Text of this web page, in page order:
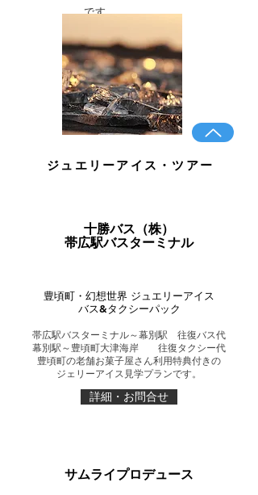
です。
ジュエリーアイス・ツアー
十勝バス（株）
帯広駅バスターミナル
豊頃町・幻想世界 ジュエリーアイス
バス&タクシーパック
帯広駅バスターミナル～幕別駅 往復バス代
幕別駅～豊頃町大津海岸 往復タクシー代
豊頃町の老舗お菓子屋さん利用特典付きの
ジェリーアイス見学プランです。
詳細・お問合せ
サムライプロデュース